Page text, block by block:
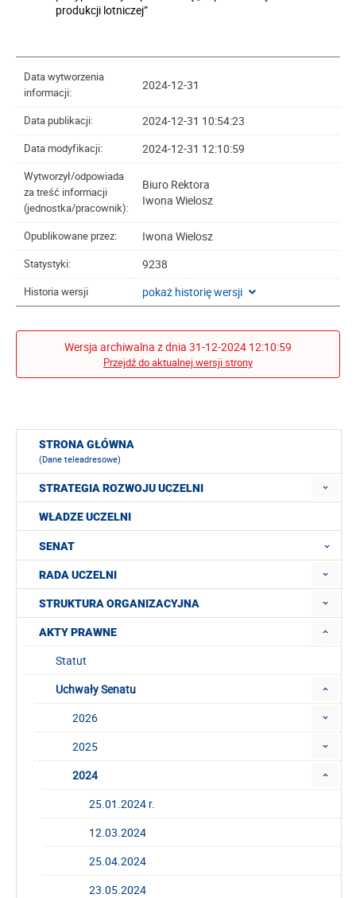
produkcji lotniczej”
Data wytworzenia
informacji:
2024-12-31
Data publikacji: 2024-12-31 10:54:23
Data modyfikacji: 2024-12-31 12:10:59
Wytworzył/odpowiada
za treść informacji
(jednostka/pracownik):
Biuro Rektora
Iwona Wielosz
Opublikowane przez: Iwona Wielosz
Statystyki: 9238
Historia wersji pokaż historię wersji
Wersja archiwalna z dnia 31-12-2024 12:10:59
Przejdź do aktualnej wersji strony
STRONA GŁÓWNA
(Dane teleadresowe)
STRATEGIA ROZWOJU UCZELNI
WŁADZE UCZELNI
SENAT
RADA UCZELNI
STRUKTURA ORGANIZACYJNA
AKTY PRAWNE
Statut
Uchwały Senatu
2026
2025
2024
25.01.2024 r.
12.03.2024
25.04.2024
23.05.2024